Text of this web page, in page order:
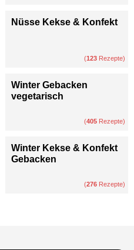
Nüsse Kekse & Konfekt
(123 Rezepte)
Winter Gebacken
vegetarisch
(405 Rezepte)
Winter Kekse & Konfekt
Gebacken
(276 Rezepte)